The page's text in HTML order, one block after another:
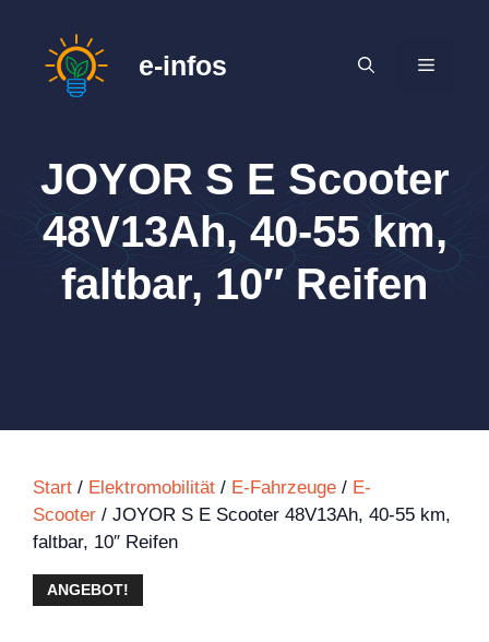
springen
e-infos MENÜ
JOYOR S E Scooter
48V13Ah, 40-55 km,
faltbar, 10″ Reifen
Start / Elektromobilität / E-Fahrzeuge / E-
Scooter / JOYOR S E Scooter 48V13Ah, 40-55 km,
faltbar, 10″ Reifen
ANGEBOT!